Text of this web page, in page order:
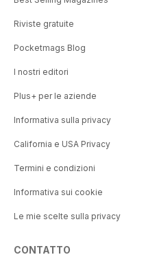
Riviste gratuite
Pocketmags Blog
I nostri editori
Plus+ per le aziende
Informativa sulla privacy
California e USA Privacy
Termini e condizioni
Informativa sui cookie
Le mie scelte sulla privacy
CONTATTO